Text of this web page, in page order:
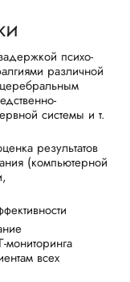
психо-
различной
системы и т.
результатов
(компьютерной
всех